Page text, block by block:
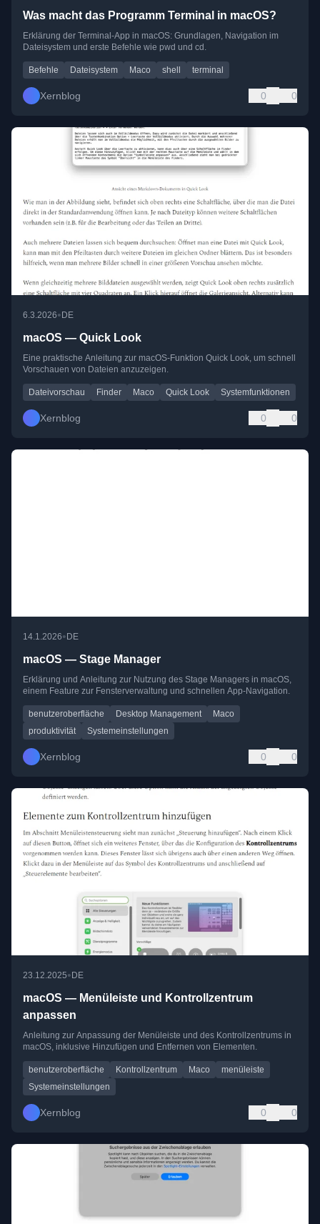
Was macht das Programm Terminal in macOS?
Erklärung der Terminal-App in macOS: Grundlagen, Navigation im
Dateisystem und erste Befehle wie pwd und cd.
Befehle Dateisystem Maco shell terminal
Xernblog 0 0
6.3.2026•DE
macOS — Quick Look
Eine praktische Anleitung zur macOS-Funktion Quick Look, um schnell
Vorschauen von Dateien anzuzeigen.
Dateivorschau Finder Maco Quick Look Systemfunktionen
Xernblog 0 0
14.1.2026• DE
macOS — Stage Manager
Erklärung und Anleitung zur Nutzung des Stage Managers in macOS,
einem Feature zur Fensterverwaltung und schnellen App-Navigation.
benutzeroberfläche Desktop Management
Maco
produktivität
Systemeinstellungen
Xernblog 0 0
23.12.2025• DE
macOS — Menüleiste und Kontrollzentrum
anpassen
Anleitung zur Anpassung der Menüleiste und des Kontrollzentrums in
macOS, inklusive Hinzufügen und Entfernen von Elementen.
benutzeroberfläche Kontrollzentrum Maco
menüleiste
Systemeinstellungen
Xernblog 0 0